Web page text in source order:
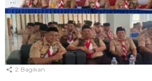
2 Bagikan